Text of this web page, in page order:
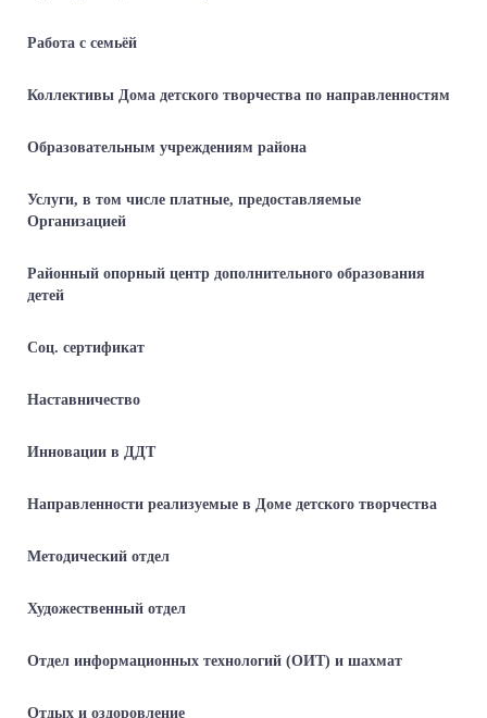
Работа с семьёй
Коллективы Дома детского творчества по направленностям
Образовательным учреждениям района
Услуги, в том числе платные, предоставляемые
Организацией
Районный опорный центр дополнительного образования
детей
Соц. сертификат
Наставничество
Инновации в ДДТ
Направленности реализуемые в Доме детского творчества
Методический отдел
Художественный отдел
Отдел информационных технологий (ОИТ) и шахмат
Отдых и оздоровление